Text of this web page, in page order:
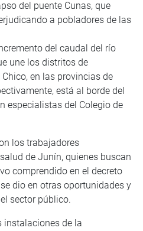
del puente Cunas, que
a pobladores de las
del caudal del río
une los distritos de
en las provincias de
está al borde del
especialistas del Colegio de
los trabajadores
de Junín, quienes buscan
comprendido en el decreto
dio en otras oportunidades y
sector público.
instalaciones de la